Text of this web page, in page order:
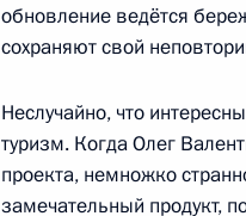
Внесены изменения в
12 декабря 2023 года, 12:40
обновление ведётся
сохраняют свой
Неслучайно, что
туризм. Когда Олег
проекта, немножко
замечательный продукт,